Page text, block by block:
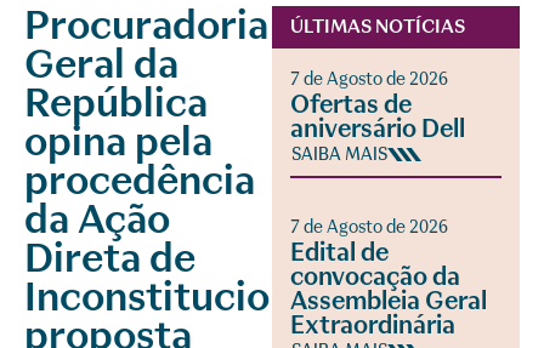
Procuradoria
Geral da
República
opina pela
procedência
da Ação
Direta de
Inconstitucionalidade
proposta
ÚLTIMAS NOTÍCIAS
7 de Agosto de 2026
Ofertas de
aniversário Dell
SAIBA MAIS
7 de Agosto de 2026
Edital de
convocação da
Assembleia Geral
Extraordinária